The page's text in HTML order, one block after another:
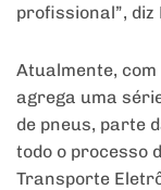
profissional”,
Atualmente,
agrega uma
de pneus, parte
todo o processo
Transporte